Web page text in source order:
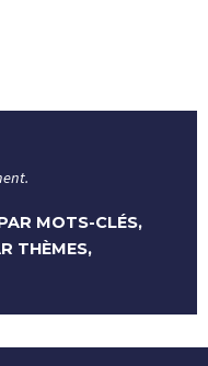
MOTS-CLÉS,
THÈMES,